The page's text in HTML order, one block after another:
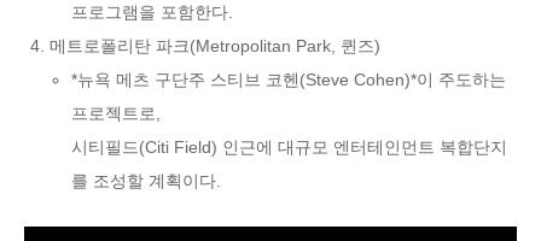
프로그램을 포함한다.
메트로폴리탄 파크(Metropolitan Park, 퀸즈)
*뉴욕 메츠 구단주 스티브 코헨(Steve Cohen)*이 주도하는
프로젝트로,
시티필드(Citi Field) 인근에 대규모 엔터테인먼트 복합단지
를 조성할 계획이다.